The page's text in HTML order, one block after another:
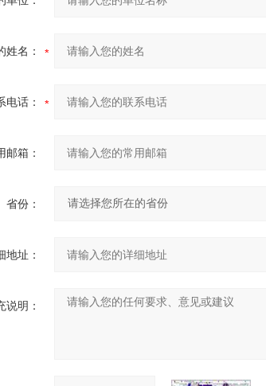
姓名：
电话：
邮箱：
省份：
地址：
说明：